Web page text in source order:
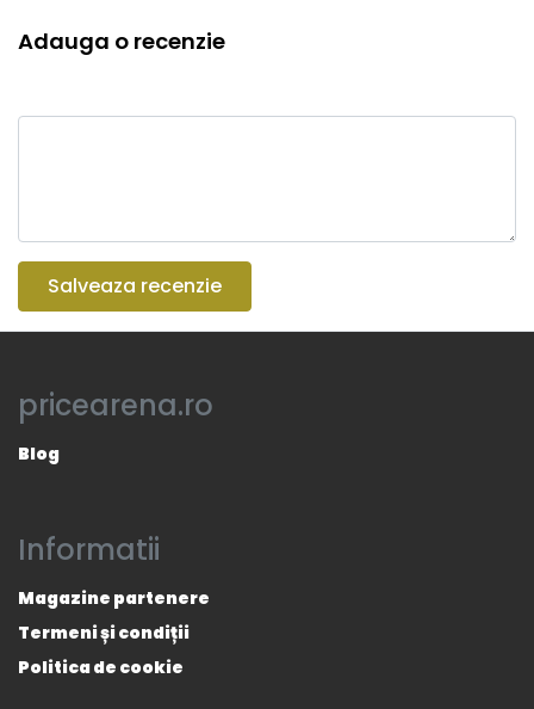
Adauga o recenzie
Salveaza recenzie
pricearena.ro
Blog
Informatii
Magazine partenere
Termeni și condiții
Politica de cookie